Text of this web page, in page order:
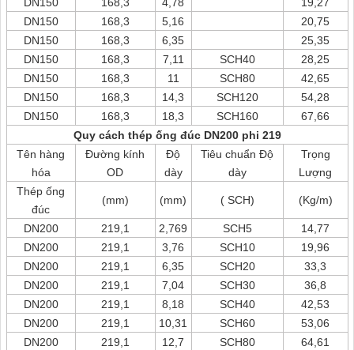
DN150
168,3 4,78
19,27
DN150
168,3 5,16
20,75
DN150
168,3 6,35
25,35
DN150
168,3 7,11 SCH40
28,25
DN150
168,3 11 SCH80
42,65
DN150
168,3 14,3 SCH120
54,28
DN150
168,3 18,3 SCH160
67,66
Quy cách thép ống đúc DN200 phi 219
Tên hàng
hóa
Đường kính
OD
Độ
dày
Tiêu chuẩn Độ
dày
Trọng
Lượng
Thép ống
đúc
(mm) (mm) ( SCH) (Kg/m)
DN200 219,1 2,769 SCH5
14,77
DN200
219,1 3,76 SCH10
19,96
DN200
219,1 6,35 SCH20
33,3
DN200
219,1 7,04 SCH30
36,8
DN200
219,1 8,18 SCH40
42,53
DN200
219,1 10,31 SCH60
53,06
DN200
219,1 12,7 SCH80
64,61